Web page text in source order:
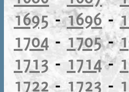
1695-1696-
1704 - 1705-
1713 - 1714-
1722-1723 -